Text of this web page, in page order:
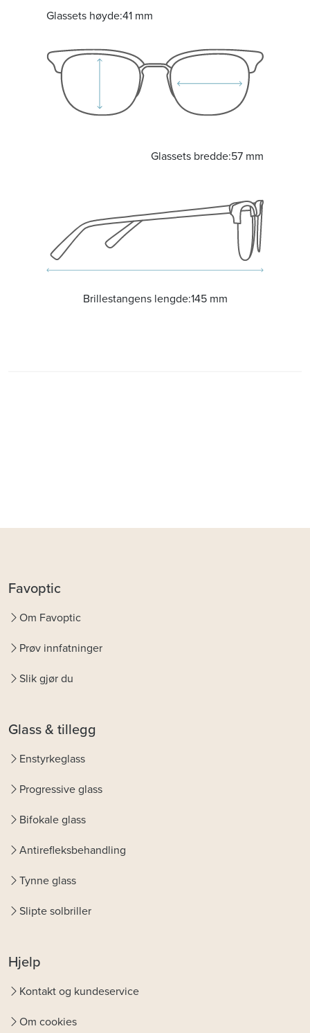
Glassets høyde:41 mm
Glassets bredde:57 mm
Brillestangens lengde:145 mm
Favoptic
Om Favoptic
Prøv innfatninger
Slik gjør du
Glass & tillegg
Enstyrkeglass
Progressive glass
Bifokale glass
Antirefleksbehandling
Tynne glass
Slipte solbriller
Hjelp
Kontakt og kundeservice
Om cookies